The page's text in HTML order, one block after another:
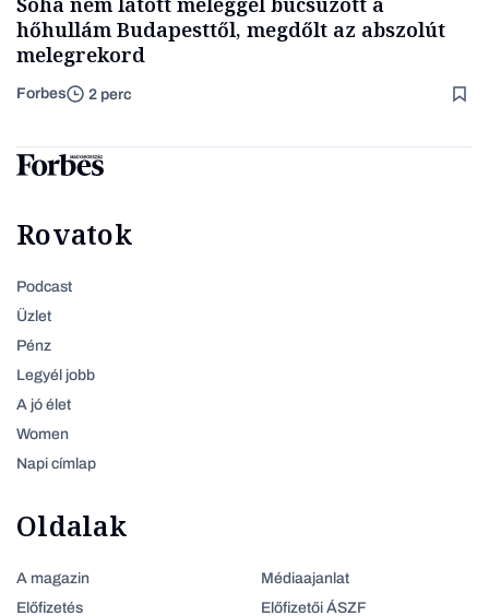
hőhullám Budapesttől, megdőlt az abszolút
melegrekord
Forbes 2 perc
Rovatok
Podcast
Üzlet
Pénz
Legyél jobb
A jó élet
Women
Napi címlap
Oldalak
A magazin
Előfizetés
Médiaajanlat
Előfizetői ÁSZF